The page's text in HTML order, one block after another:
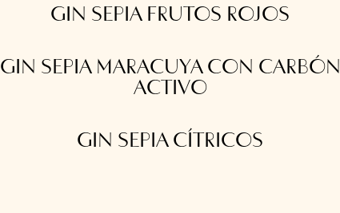
GIN SEPIA FRUTOS ROJOS
GIN SEPIA MARACUYA CON CARBÓN
ACTIVO
GIN SEPIA CÍTRICOS